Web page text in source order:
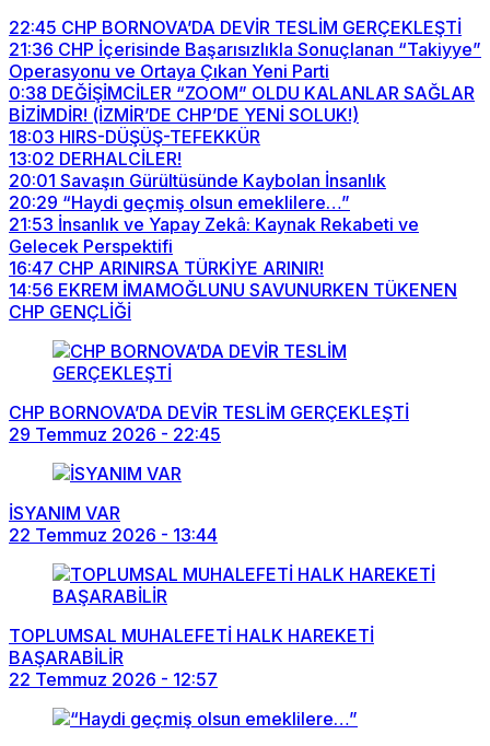
22:45 CHP BORNOVA’DA DEVİR TESLİM GERÇEKLEŞTİ
21:36 CHP İçerisinde Başarısızlıkla Sonuçlanan “Takiyye”
Operasyonu ve Ortaya Çıkan Yeni Parti
0:38 DEĞİŞİMCİLER “ZOOM” OLDU KALANLAR SAĞLAR
BİZİMDİR! (İZMİR’DE CHP’DE YENİ SOLUK!)
18:03 HIRS-DÜŞÜŞ-TEFEKKÜR
13:02 DERHALCİLER!
20:01 Savaşın Gürültüsünde Kaybolan İnsanlık
20:29 “Haydi geçmiş olsun emeklilere…”
21:53 İnsanlık ve Yapay Zekâ: Kaynak Rekabeti ve
Gelecek Perspektifi
16:47 CHP ARINIRSA TÜRKİYE ARINIR!
14:56 EKREM İMAMOĞLUNU SAVUNURKEN TÜKENEN
CHP GENÇLİĞİ
CHP BORNOVA’DA DEVİR TESLİM GERÇEKLEŞTİ
29 Temmuz 2026 - 22:45
İSYANIM VAR
22 Temmuz 2026 - 13:44
TOPLUMSAL MUHALEFETİ HALK HAREKETİ
BAŞARABİLİR
22 Temmuz 2026 - 12:57